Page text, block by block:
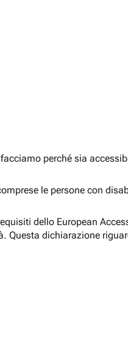
perché sia
le persone con
dello European
Questa dichiarazione